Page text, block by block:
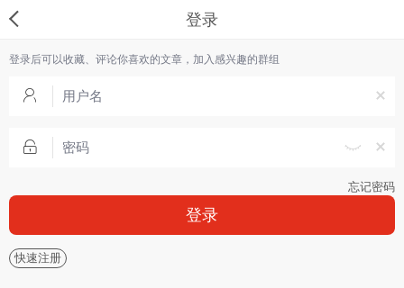
登录
登录后可以收藏、评论你喜欢的文章，加入感兴趣的群组
忘记密码
登录
快速注册